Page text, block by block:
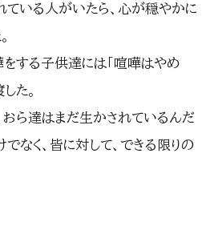
ている人がいたら、心が穏やかに
する子供達には「喧嘩はやめ
た。
ら達はまだ生かされているんだ
なく、皆に対して、できる限りの